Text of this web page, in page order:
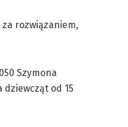
rozwiązaniem,
Szymona
dziewcząt od 15